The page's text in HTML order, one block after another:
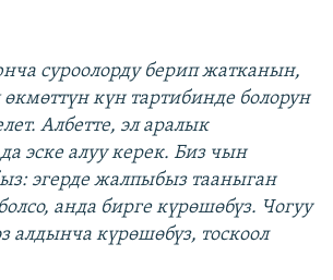
суроолорду берип жатканын,
күн тартибинде болорун
Албетте, эл аралык
эске алуу керек. Биз чын
эгерде жалпыбыз тааныган
анда бирге күрөшөбүз. Чогуу
алдынча күрөшөбүз, тоскоол